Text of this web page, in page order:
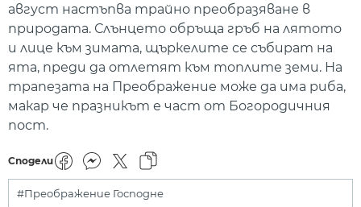
август настъпва трайно преобразяване в
природата. Слънцето обръща гръб на лятото
и лице към зимата, щъркелите се събират на
ята, преди да отлетят към топлите земи. На
трапезата на Преображение може да има риба,
макар че празникът е част от Богородичния
пост.
Сподели
#Преображение Господне